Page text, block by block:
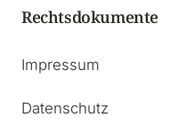
Rechtsdokumente
Impressum
Datenschutz